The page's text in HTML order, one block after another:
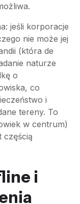
jeśli korporacje
nie może jej
(która de
naturze
o
co
i
tereny. To
w centrum)
częścią
i